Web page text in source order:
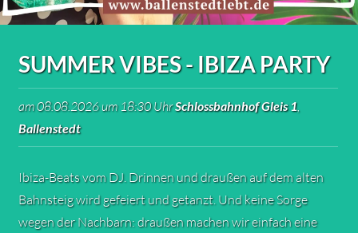
SUMMER VIBES - IBIZA PARTY
am 08.08.2026 um 18:30 UhrSchlossbahnhof Gleis 1,
Ballenstedt
Ibiza-Beats vom DJ. Drinnen und draußen auf dem alten
Bahnsteig wird gefeiert und getanzt. Und keine Sorge
wegen der Nachbarn: draußen machen wir einfach eine